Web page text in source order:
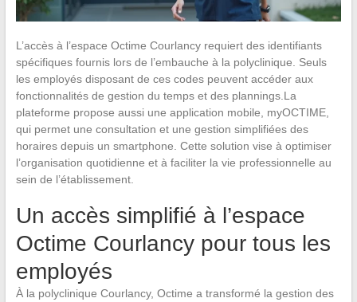
L’accès à l’espace Octime Courlancy requiert des identifiants
spécifiques fournis lors de l’embauche à la polyclinique. Seuls
les employés disposant de ces codes peuvent accéder aux
fonctionnalités de gestion du temps et des plannings.La
plateforme propose aussi une application mobile, myOCTIME,
qui permet une consultation et une gestion simplifiées des
horaires depuis un smartphone. Cette solution vise à optimiser
l’organisation quotidienne et à faciliter la vie professionnelle au
sein de l’établissement.
Un accès simplifié à l’espace
Octime Courlancy pour tous les
employés
À la polyclinique Courlancy, Octime a transformé la gestion des